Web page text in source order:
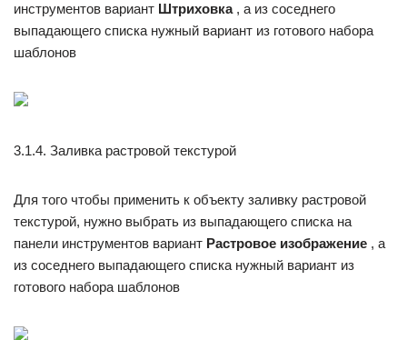
инструментов вариант Штриховка, а из соседнего
выпадающего списка нужный вариант из готового набора
шаблонов
3.1.4. Заливка растровой текстурой
Для того чтобы применить к объекту заливку растровой
текстурой, нужно выбрать из выпадающего списка на
панели инструментов вариант Растровое изображение , а
из соседнего выпадающего списка нужный вариант из
готового набора шаблонов